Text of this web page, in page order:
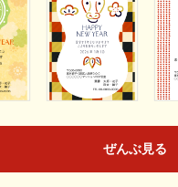
ぜんぶ見る